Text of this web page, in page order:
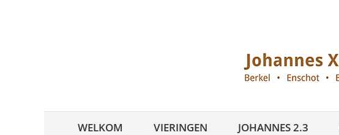
WELKOM VIERINGEN JOHANNES 2.3